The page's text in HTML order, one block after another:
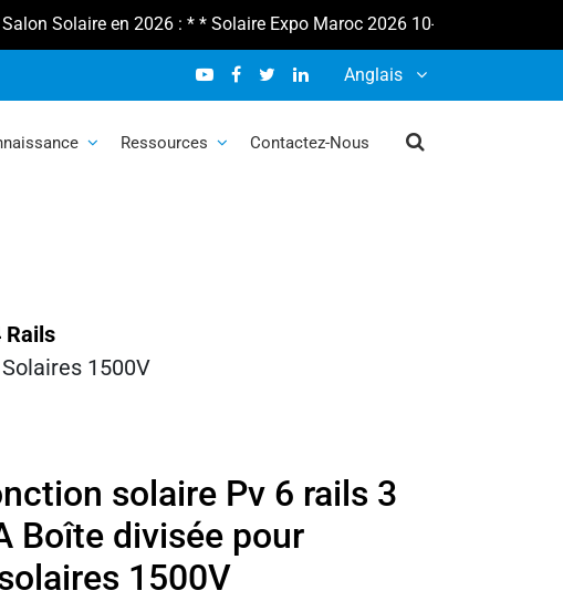
en 2026 : * * Solaire Expo Maroc 2026 10-12 février * * Salon
Anglais
Ressources Contactez-Nous
6 rails 3
systèmes
Rails
1500V
solaire Pv 6 rails 3
Boîte divisée pour
1500V